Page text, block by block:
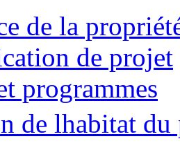
de la
de projet
programmes
de lhabitat